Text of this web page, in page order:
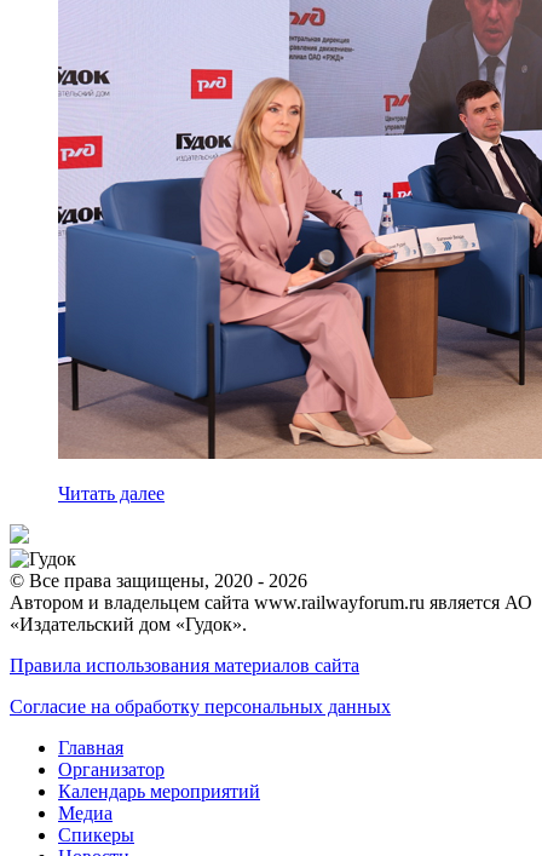
Читать далее
© Все права защищены, 2020 - 2026
Автором и владельцем сайта www.railwayforum.ru является АО
«Издательский дом «Гудок».
Правила использования материалов сайта
Согласие на обработку персональных данных
Главная
Организатор
Календарь мероприятий
Медиа
Спикеры